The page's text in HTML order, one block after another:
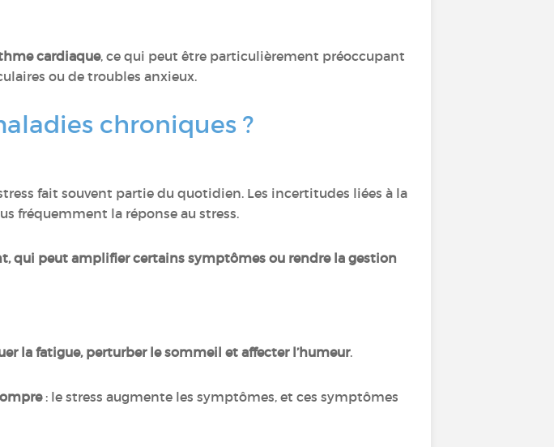
cardiaque, ce qui peut être particulièrement préoccupant
ou de troubles anxieux.
chroniques ?
fait souvent partie du quotidien. Les incertitudes liées à la
fréquemment la réponse au stress.
qui peut amplifier certains symptômes ou rendre la gestion
la fatigue, perturber le sommeil et affecter l’humeur.
: le stress augmente les symptômes, et ces symptômes